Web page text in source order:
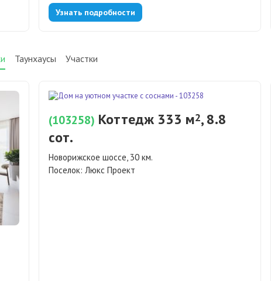
Узнать подробности
Таунхаусы Участки
(103258) Коттедж 333 м2, 8.8
сот.
Новорижское шоссе, 30 км.
Поселок: Люкс Проект